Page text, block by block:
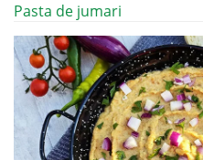
Pasta de jumari